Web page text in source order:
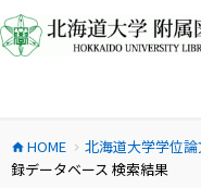
ン
テ
ス
キ
home HOME chevron_right 北海道大学学位
録データベース 検索結果